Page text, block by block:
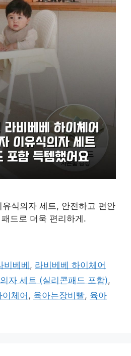
식의자 세트, 안전하고 편안
드로 더욱 편리하게.
비베베 , 라비베베 하이체어
자 세트 (실리콘패드 포함),
체어 , 육아는장비빨, 육아